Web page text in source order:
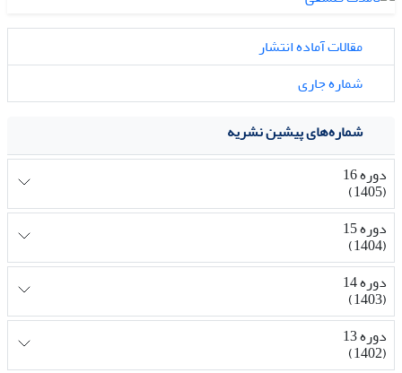
مقالات آماده انتشار
شماره جاری
شماره‌های پیشین نشریه
دوره 16
(1405)
دوره 15
(1404)
دوره 14
(1403)
دوره 13
(1402)